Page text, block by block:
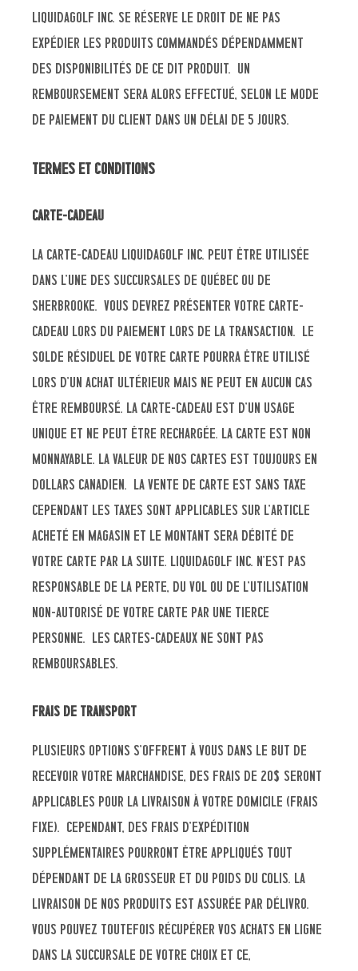
Liquidagolf inc. se réserve le droit de ne pas
expédier les produits commandés dépendamment
des disponibilités de ce dit produit. Un
remboursement sera alors effectué, selon le mode
de paiement du client dans un délai de 5 jours.
Termes et conditions
Carte-cadeau
La carte-cadeau Liquidagolf inc. peut être utilisée
dans l’une des succursales de Québec ou de
Sherbrooke. Vous devrez présenter votre carte-
cadeau lors du paiement lors de la transaction. Le
solde résiduel de votre carte pourra être utilisé
lors d’un achat ultérieur mais ne peut en aucun cas
être remboursé. La carte-cadeau est d’un usage
unique et ne peut être rechargée. La carte est non
monnayable. La valeur de nos cartes est toujours en
dollars canadien. La vente de carte est sans taxe
cependant les taxes sont applicables sur l’article
acheté en magasin et le montant sera débité de
votre carte par la suite. Liquidagolf inc. n’est pas
responsable de la perte, du vol ou de l’utilisation
non-autorisé de votre carte par une tierce
personne. Les cartes-cadeaux ne sont pas
remboursables.
Frais de transport
Plusieurs options s’offrent à vous dans le but de
recevoir votre marchandise, des frais de 20$ seront
applicables pour la livraison à votre domicile (frais
fixe). Cependant, des frais d’expédition
supplémentaires pourront être appliqués tout
dépendant de la grosseur et du poids du colis. La
livraison de nos produits est assurée par Délivro.
Vous pouvez toutefois récupérer vos achats en ligne
dans la succursale de votre choix et ce,